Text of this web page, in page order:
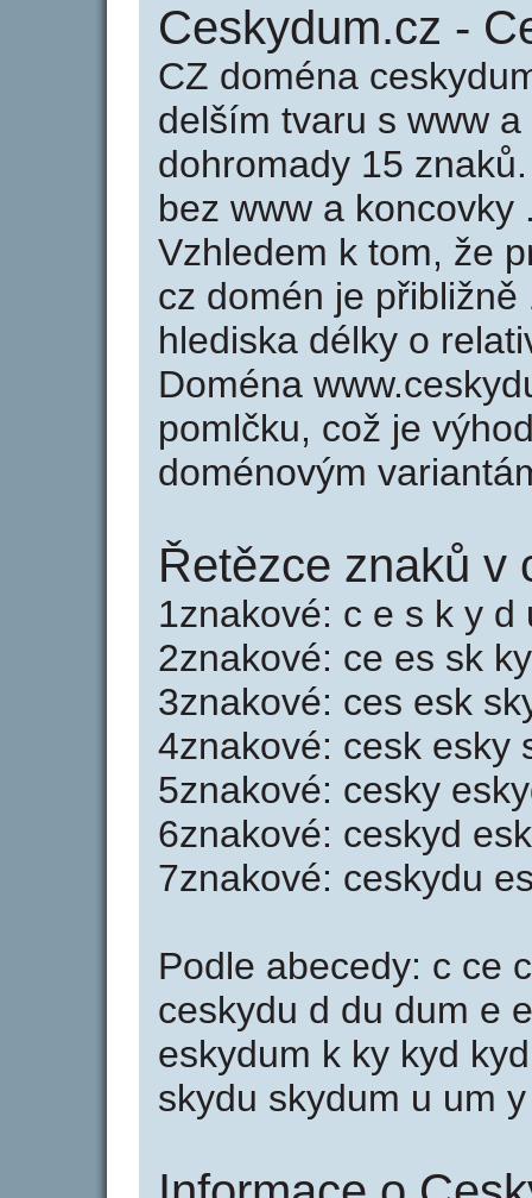
Ceskydum.cz -
CZ doména
delším tvaru s www
dohromady 15
bez www a
Vzhledem k tom, že
cz domén je
hlediska délky o
Doména
pomlčku, což je
doménovým
Řetězce znaků v
1znakové: c e s k y d
2znakové: ce es sk
3znakové: ces esk
4znakové: cesk esky
5znakové: cesky
6znakové: ceskyd
7znakové: ceskydu
Podle abecedy: c ce
ceskydu d du dum e
eskydum k ky kyd
skydu skydum u um